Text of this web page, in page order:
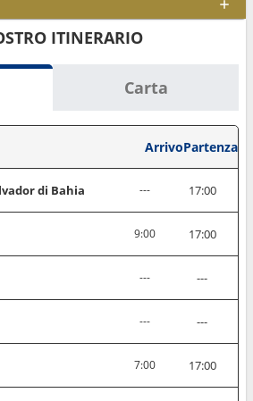
ITINERARIO
Carta
ArrivoPartenza
di Bahia --- 17:00
9:00 17:00
--- ---
--- ---
7:00 17:00